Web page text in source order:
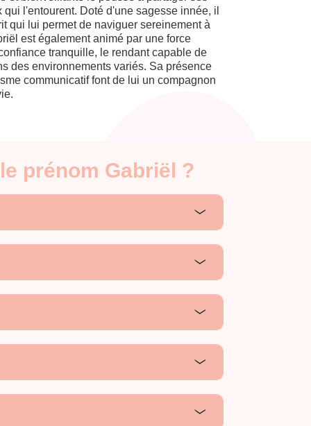
l'entourent. Doté d'une sagesse innée, il
qui lui permet de naviguer sereinement à
est également animé par une force
tranquille, le rendant capable de
des environnements variés. Sa présence
communicatif font de lui un compagnon
prénom Gabriël ?